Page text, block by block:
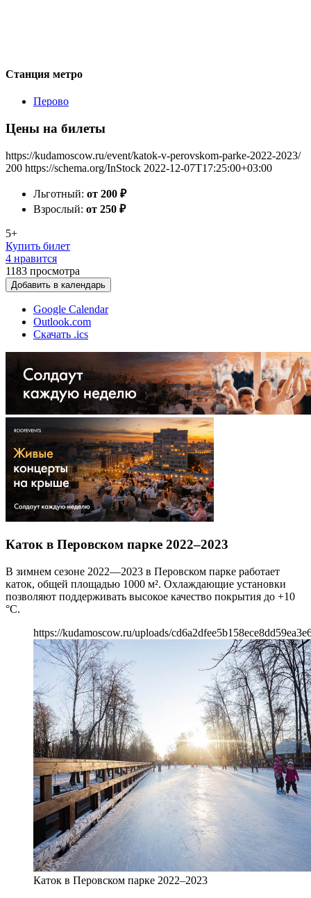
Станция метро
Перово
Цены на билеты
https://kudamoscow.ru/event/katok-v-perovskom-parke-2022-2023/
200 https://schema.org/InStock 2022-12-07T17:25:00+03:00
Льготный: от 200 ₽
Взрослый: от 250 ₽
5+
Купить билет
4 нравится
1183 просмотра
Добавить в календарь
Google Calendar
Outlook.com
Скачать .ics
Каток в Перовском парке 2022–2023
В зимнем сезоне 2022—2023 в Перовском парке работает
каток, общей площадью 1000 м². Охлаждающие установки
позволяют поддерживать высокое качество покрытия до +10
°C.
https://kudamoscow.ru/uploads/
Каток в Перовском парке 2022–2023